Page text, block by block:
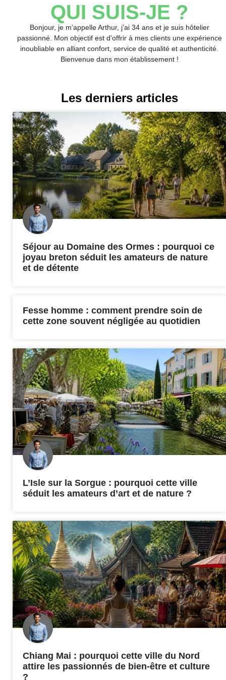
QUI SUIS-JE ?
Bonjour, je m’appelle Arthur, j’ai 34 ans et je suis hôtelier
passionné. Mon objectif est d’offrir à mes clients une expérience
inoubliable en alliant confort, service de qualité et authenticité.
Bienvenue dans mon établissement !
Les derniers articles
Séjour au Domaine des Ormes : pourquoi ce
joyau breton séduit les amateurs de nature
et de détente
Fesse homme : comment prendre soin de
cette zone souvent négligée au quotidien
L’Isle sur la Sorgue : pourquoi cette ville
séduit les amateurs d’art et de nature ?
Chiang Mai : pourquoi cette ville du Nord
attire les passionnés de bien-être et culture
?